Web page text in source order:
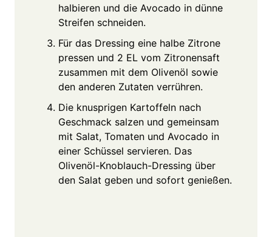
halbieren und die Avocado in dünne
Streifen schneiden.
Für das Dressing eine halbe Zitrone
pressen und 2 EL vom Zitronensaft
zusammen mit dem Olivenöl sowie
den anderen Zutaten verrühren.
Die knusprigen Kartoffeln nach
Geschmack salzen und gemeinsam
mit Salat, Tomaten und Avocado in
einer Schüssel servieren. Das
Olivenöl-Knoblauch-Dressing über
den Salat geben und sofort genießen.